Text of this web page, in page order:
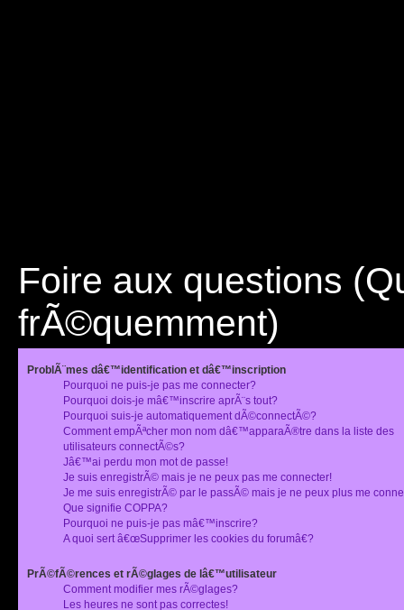
Foire aux questions
frÃ©quemment)
ProblÃ¨mes dâ€™identification et dâ€™inscription
Pourquoi ne puis-je pas me connecter?
Pourquoi dois-je mâ€™inscrire aprÃ¨s tout?
Pourquoi suis-je automatiquement dÃ©connectÃ©?
Comment empÃªcher mon nom dâ€™apparaÃ®tre dans la liste des
utilisateurs connectÃ©s?
Jâ€™ai perdu mon mot de passe!
Je suis enregistrÃ© mais je ne peux pas me connecter!
Je me suis enregistrÃ© par le passÃ© mais je ne peux plus me
Que signifie COPPA?
Pourquoi ne puis-je pas mâ€™inscrire?
A quoi sert â€œSupprimer les cookies du forumâ€?
PrÃ©fÃ©rences et rÃ©glages de lâ€™utilisateur
Comment modifier mes rÃ©glages?
Les heures ne sont pas correctes!